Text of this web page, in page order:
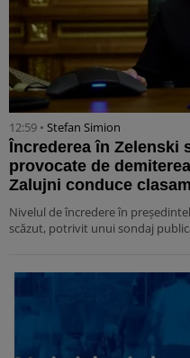
12:59 • Stefan Simion
Încrederea în Zelenski
provocate de
Zalujni conduce
Nivelul de încredere în
scăzut, potrivit unui sondaj